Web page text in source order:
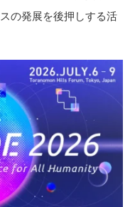
の発展を後押しする活